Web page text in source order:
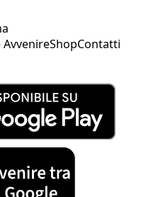
AvvenireShopContatti